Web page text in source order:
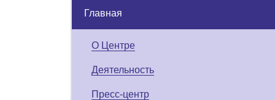
Главная
О Центре
Деятельность
Пресс-центр